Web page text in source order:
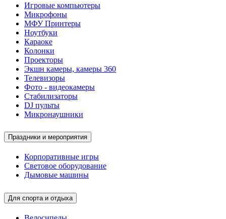
Игровые компьютеры
Микрофоны
МФУ Принтеры
Ноутбуки
Караоке
Колонки
Проекторы
Экшн камеры, камеры 360
Телевизоры
Фото - видеокамеры
Стабилизаторы
DJ пульты
Микронаушники
Праздники и мероприятия
Корпоративные игры
Световое оборудование
Дымовые машины
Для спорта и отдыха